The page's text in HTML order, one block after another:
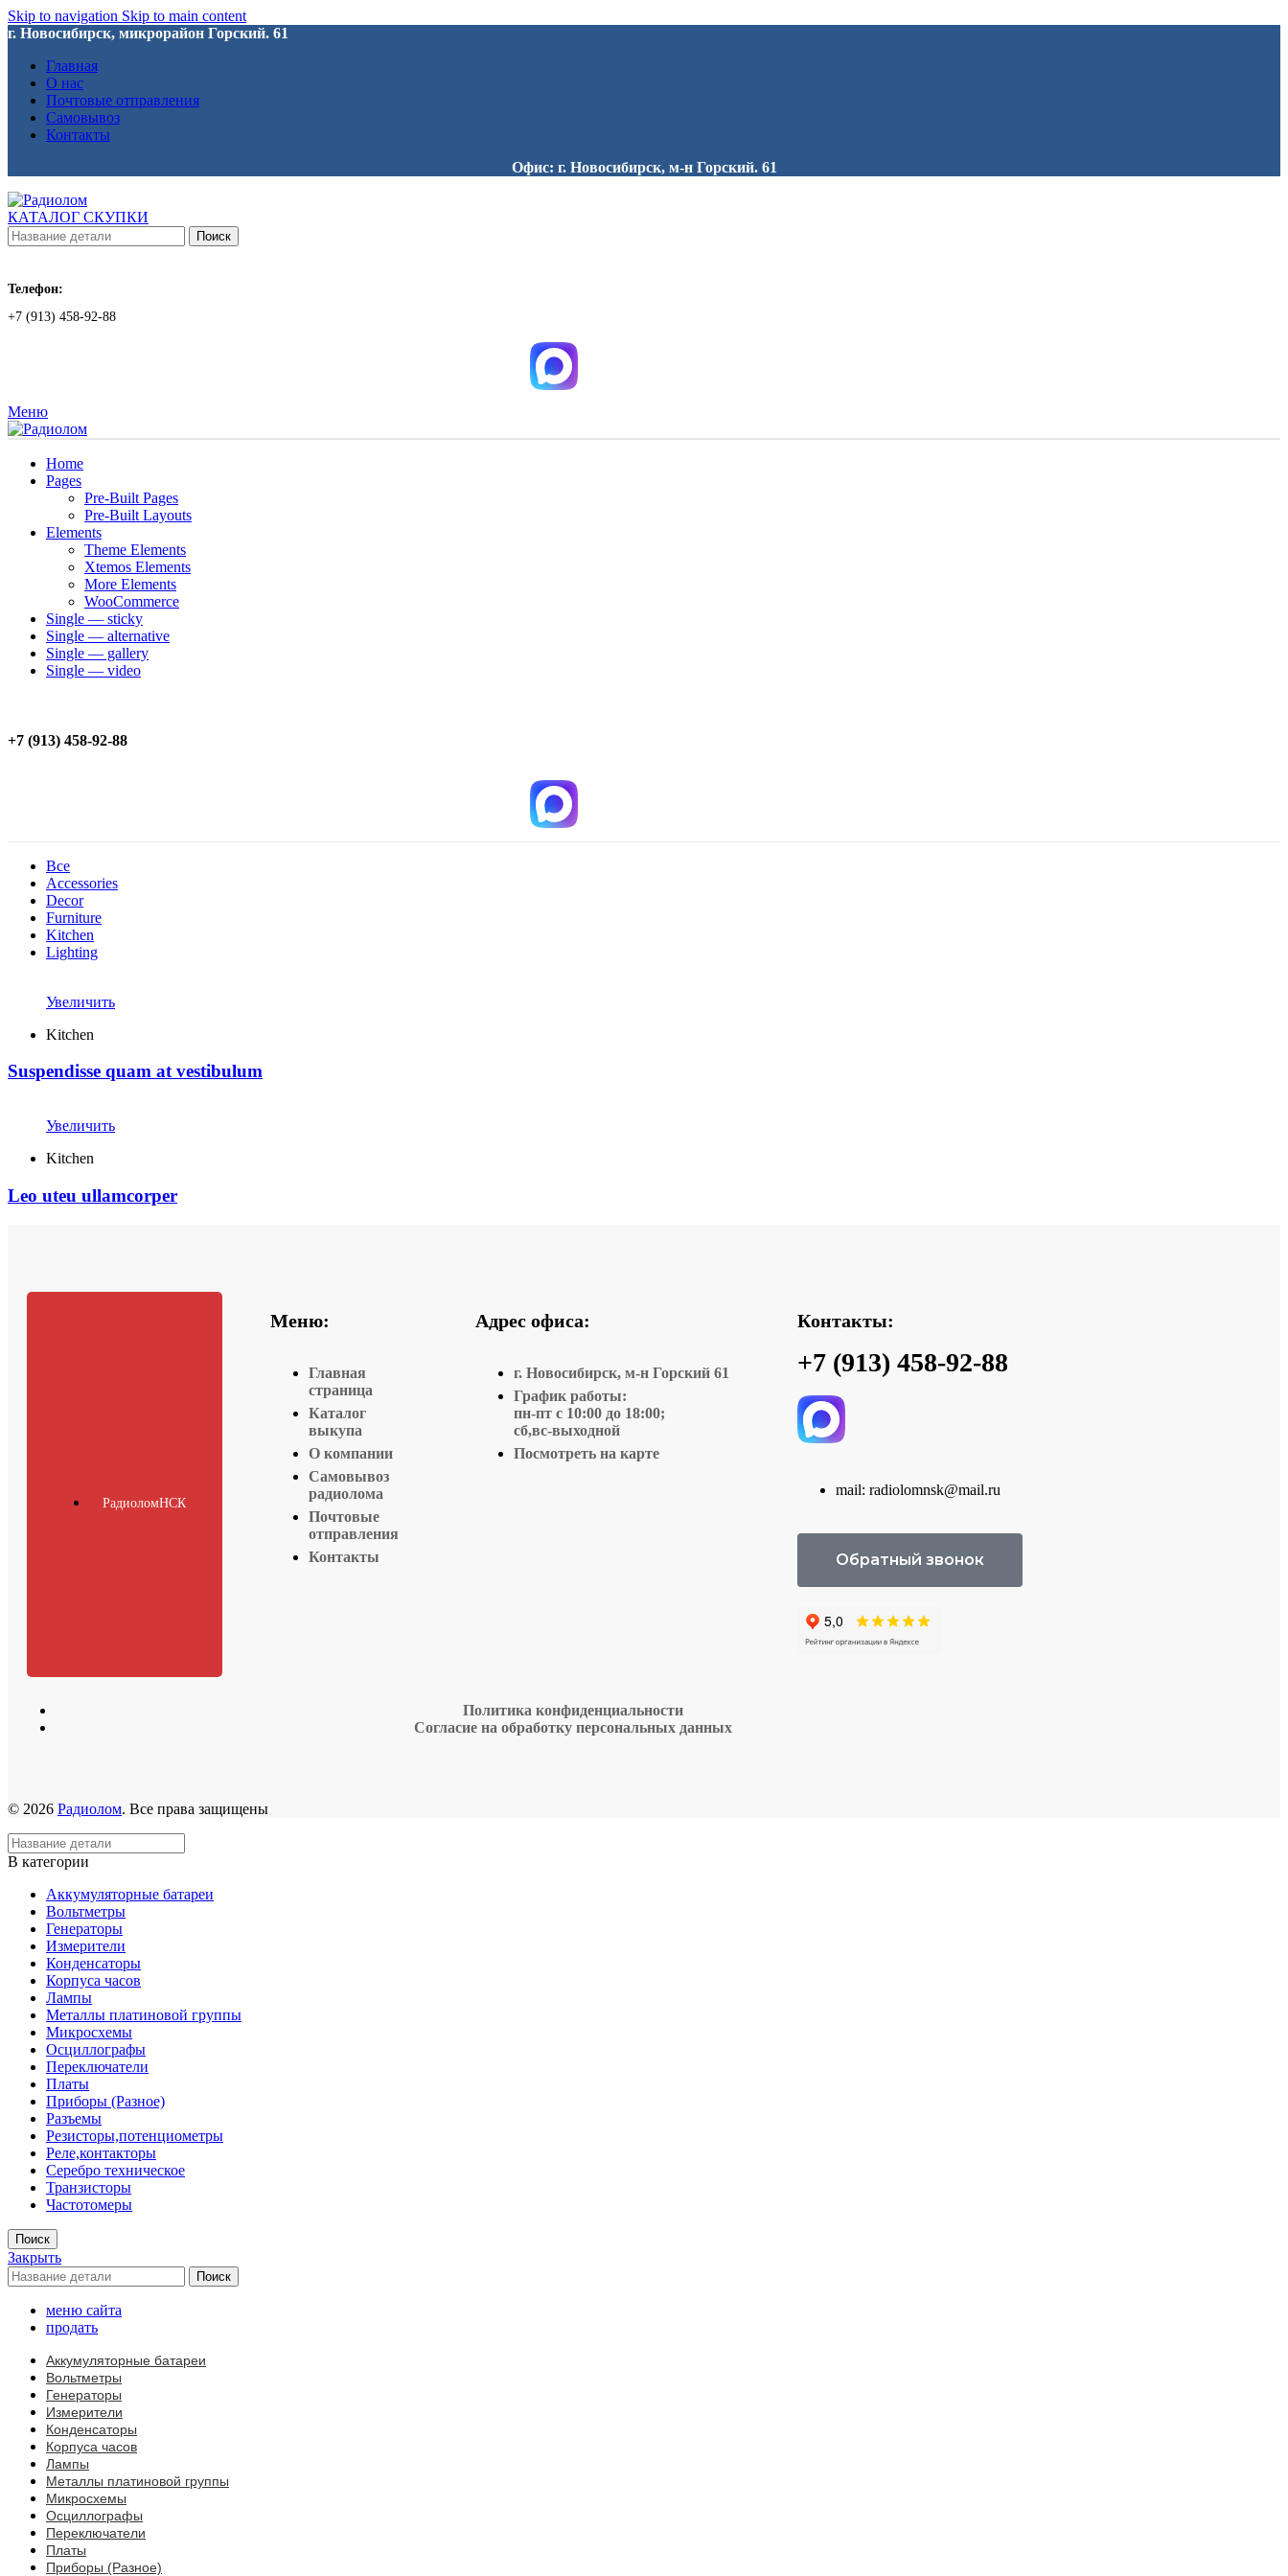
Skip to navigation Skip to main content
г. Новосибирск, микрорайон Горский. 61
Главная
О нас
Почтовые отправления
Самовывоз
Контакты
Офис: г. Новосибирск, м-н Горский. 61
КАТАЛОГ СКУПКИ
Поиск
Телефон:
+7 (913) 458-92-88
Меню
Home
Pages
Pre-Built Pages
Pre-Built Layouts
Elements
Theme Elements
Xtemos Elements
More Elements
WooCommerce
Single — sticky
Single — alternative
Single — gallery
Single — video
+7 (913) 458-92-88
Все
Accessories
Decor
Furniture
Kitchen
Lighting
Увеличить
Kitchen
Suspendisse quam at vestibulum
Увеличить
Kitchen
Leo uteu ullamcorper
РадиоломНСК
Меню:
Главная
страница
Каталог
выкупа
О компании
Самовывоз
радиолома
Почтовые
отправления
Контакты
Адрес офиса:
г. Новосибирск, м-н Горский 61
График работы:
пн-пт с 10:00 до 18:00;
сб,вс-выходной
Посмотреть на карте
Контакты:
+7 (913) 458-92-88
mail: radiolomnsk@mail.ru
Обратный звонок
Политика конфиденциальности
Согласие на обработку персональных данных
© 2026 Радиолом. Все права защищены
В категории
Аккумуляторные батареи
Вольтметры
Генераторы
Измерители
Конденсаторы
Корпуса часов
Лампы
Металлы платиновой группы
Микросхемы
Осциллографы
Переключатели
Платы
Приборы (Разное)
Разъемы
Резисторы,потенциометры
Реле,контакторы
Серебро техническое
Транзисторы
Частотомеры
Поиск
Закрыть
Поиск
меню сайта
продать
Аккумуляторные батареи
Вольтметры
Генераторы
Измерители
Конденсаторы
Корпуса часов
Лампы
Металлы платиновой группы
Микросхемы
Осциллографы
Переключатели
Платы
Приборы (Разное)